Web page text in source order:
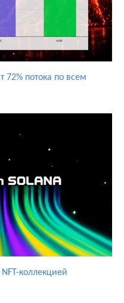
72% потока по всем
коллекцией